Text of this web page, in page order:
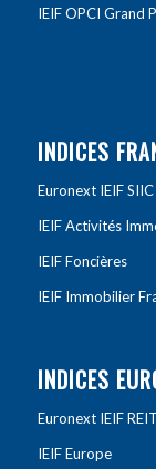
IEIF OPCI Grand
INDICES
Euronext IEIF
IEIF Activités
IEIF Foncières
IEIF Immobilier
INDICES
Euronext IEIF
IEIF Europe